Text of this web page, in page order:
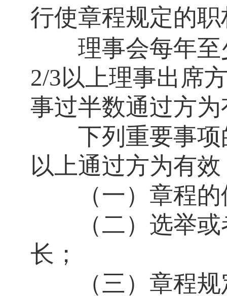
行使章程规定的职
理事会每年至
2/3以上理事出席
事过半数通过方
下列重要事项
以上通过方为有效
（一）章程的
（二）选举或
长；
（三）章程规